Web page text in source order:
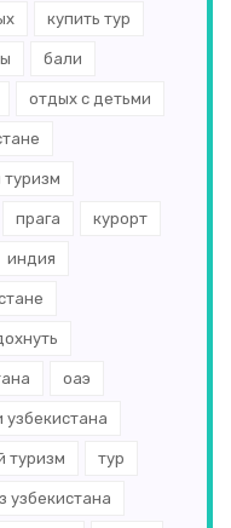
купить тур
бали
отдых с детьми
туризм
прага курорт
индия
оаэ
туризм тур
узбекистана